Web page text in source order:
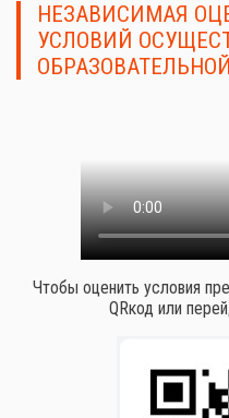
НЕЗАВИСИМАЯ
УСЛОВИЙ
Чтобы оценить условия
QRкод или